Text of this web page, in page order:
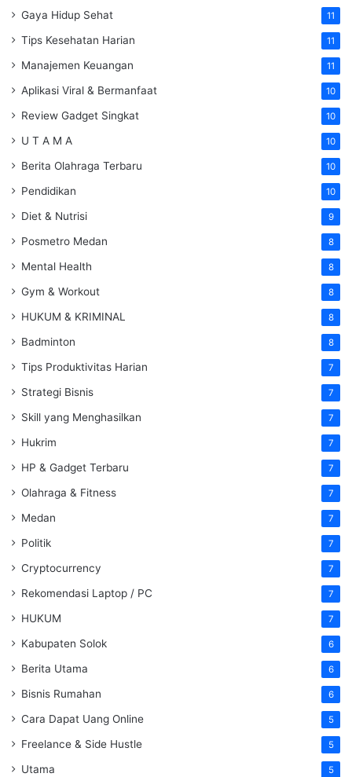
Gaya Hidup Sehat 11
Tips Kesehatan Harian 11
Manajemen Keuangan 11
Aplikasi Viral & Bermanfaat 10
Review Gadget Singkat 10
U T A M A 10
Berita Olahraga Terbaru 10
Pendidikan 10
Diet & Nutrisi 9
Posmetro Medan 8
Mental Health 8
Gym & Workout 8
HUKUM & KRIMINAL 8
Badminton 8
Tips Produktivitas Harian 7
Strategi Bisnis 7
Skill yang Menghasilkan 7
Hukrim 7
HP & Gadget Terbaru 7
Olahraga & Fitness 7
Medan 7
Politik 7
Cryptocurrency 7
Rekomendasi Laptop / PC 7
HUKUM 7
Kabupaten Solok 6
Berita Utama 6
Bisnis Rumahan 6
Cara Dapat Uang Online 5
Freelance & Side Hustle 5
Utama 5